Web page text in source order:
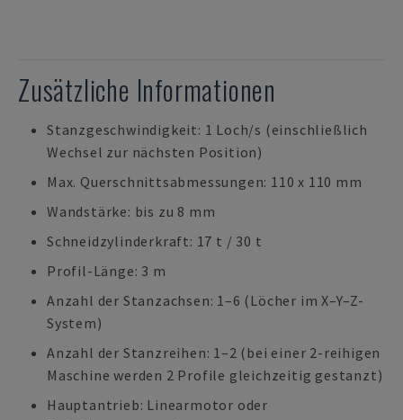
Zusätzliche Informationen
Stanzgeschwindigkeit: 1 Loch/s (einschließlich
Wechsel zur nächsten Position)
Max. Querschnittsabmessungen: 110 x 110 mm
Wandstärke: bis zu 8 mm
Schneidzylinderkraft: 17 t / 30 t
Profil-Länge: 3 m
Anzahl der Stanzachsen: 1–6 (Löcher im X–Y–Z-
System)
Anzahl der Stanzreihen: 1–2 (bei einer 2-reihigen
Maschine werden 2 Profile gleichzeitig gestanzt)
Hauptantrieb: Linearmotor oder